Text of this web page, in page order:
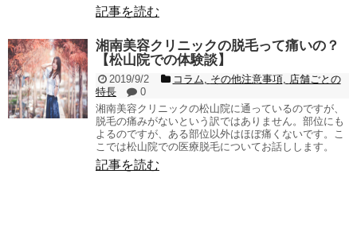
記事を読む
湘南美容クリニックの脱毛って痛いの？
【松山院での体験談】
2019/9/2 コラム その他注意事項,
店舗ごとの
特長
0
湘南美容クリニックの松山院に通っているのですが、
脱毛の痛みがないという訳ではありません。部位にも
よるのですが、ある部位以外はほぼ痛くないです。こ
こでは松山院での医療脱毛についてお話しします。
記事を読む